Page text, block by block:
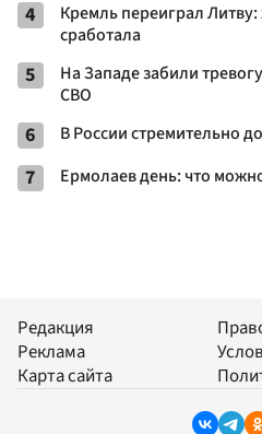
4
Кремль переиграл
сработала
5
На Западе забили
СВО
6 В России стремительно
7 Ермолаев день: что
Редакция
Реклама
Карта сайта